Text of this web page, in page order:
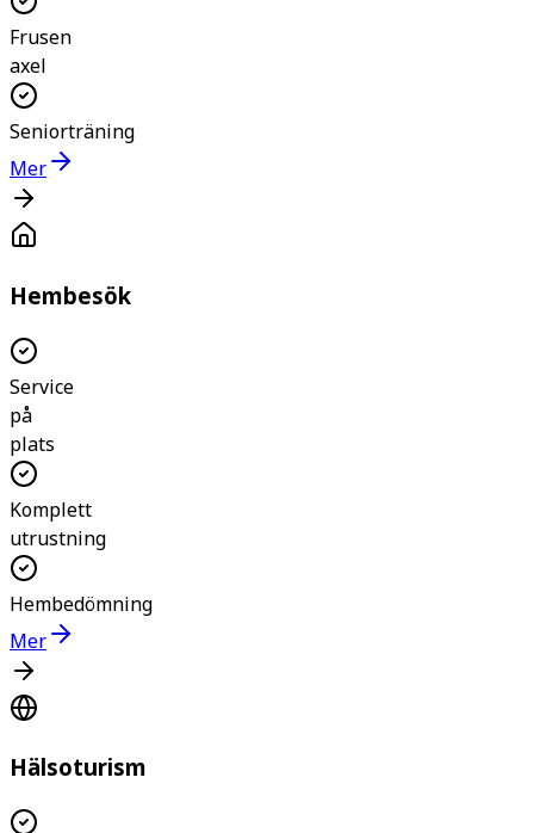
Frusen
axel
Seniorträning
Mer
Hembesök
Service
på
plats
Komplett
utrustning
Hembedömning
Mer
Hälsoturism